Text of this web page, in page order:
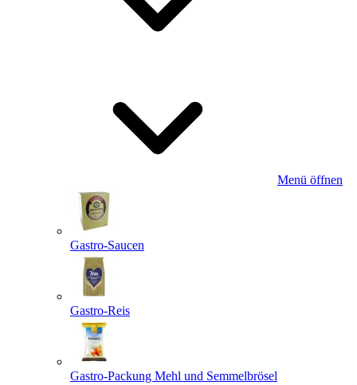
Menü öffnen
Gastro-Saucen
Gastro-Reis
Gastro-Packung Mehl und Semmelbrösel